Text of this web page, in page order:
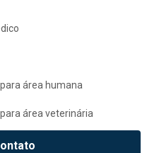
área humana
área veterinária
médico